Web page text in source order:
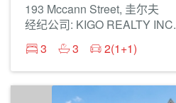
193 Mccann Street, 圭尔夫
经纪公司: KIGO REALTY INC.
3
3 2(1+1)